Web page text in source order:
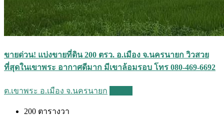
ขายด่วน! แบ่งขายที่ดิน 200 ตรว. อ.เมือง จ.นครนายก วิวสวย
ที่สุดในเขาพระ อากาศดีมาก มีเขาล้อมรอบ โทร 080-469-6692
ต.เขาพระ อ.เมือง จ.นครนายก
200 ตารางวา